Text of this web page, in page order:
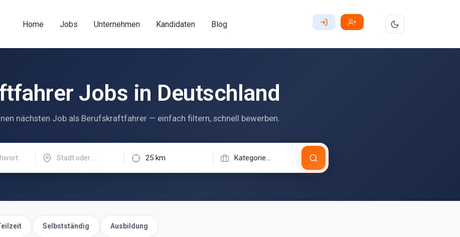
Home Jobs Unternehmen Kandidaten Blog
Jobs in Deutschland
nächsten Job als Berufskraftfahrer — einfach filtern, schnell bewerben.
Selbstständig Ausbildung